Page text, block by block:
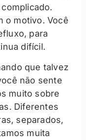
o motivo. Você
para
difícil.
que talvez
não sente
muito sobre
Diferentes
separados,
muita